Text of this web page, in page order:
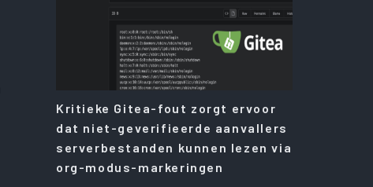
Kritieke Gitea-fout zorgt ervoor
dat niet-geverifieerde aanvallers
serverbestanden kunnen lezen via
org-modus-markeringen